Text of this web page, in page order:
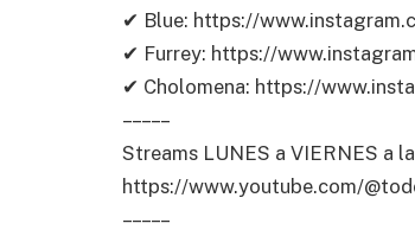
✔ Blue: https://
✔ Furrey: https://
✔ Cholomena: https://
– – – – –
Streams LUNES a VIERNES a
https://www.youtube.com/
– – – – –